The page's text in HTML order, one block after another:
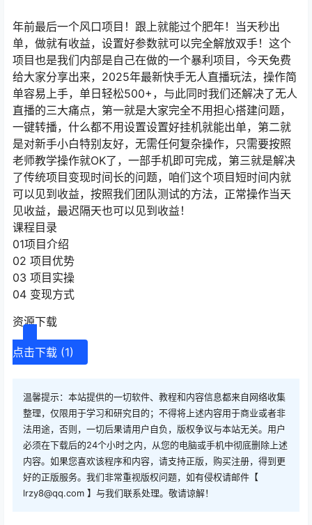
年前最后一个风口项目！跟上就能过个肥年！当天秒出
单，做就有收益，设置好参数就可以完全解放双手！这个
项目也是我们内部是自己在做的一个暴利项目，今天免费
给大家分享出来，2025年最新快手无人直播玩法，操作简
单容易上手，单日轻松500+，与此同时我们还解决了无人
直播的三大痛点，第一就是大家完全不用担心搭建问题，
一键转播，什么都不用设置设置好挂机就能出单，第二就
是对新手小白特别友好，无需任何复杂操作，只需要按照
老师教学操作就OK了，一部手机即可完成，第三就是解决
了传统项目变现时间长的问题，咱们这个项目短时间内就
可以见到收益，按照我们团队测试的方法，正常操作当天
见收益，最迟隔天也可以见到收益！
课程目录
01项目介绍
02 项目优势
03 项目实操
04 变现方式
资源下载
点击下载 (1)
温馨提示：本站提供的一切软件、教程和内容信息都来自网络收集
整理，仅限用于学习和研究目的；不得将上述内容用于商业或者非
法用途，否则，一切后果请用户自负，版权争议与本站无关。用户
必须在下载后的24个小时之内，从您的电脑或手机中彻底删除上述
内容。如果您喜欢该程序和内容，请支持正版，购买注册，得到更
好的正版服务。我们非常重视版权问题，如有侵权请邮件【
lrzy8@qq.com 】与我们联系处理。敬请谅解！